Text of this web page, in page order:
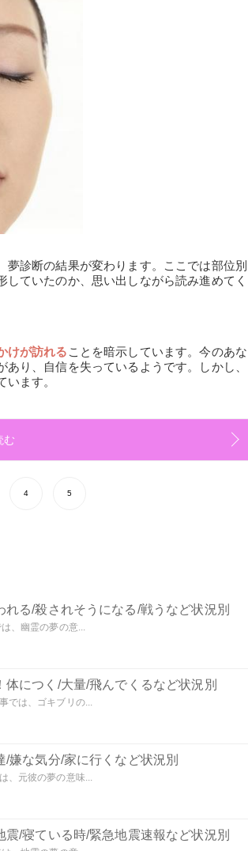
診断の結果が変わります。ここでは部位別
ていたのか、思い出しながら読み進めてく
けが訪れる ことを暗示しています。今のあな
り、自信を失っているようです。しかし、
ます。
む
4 5
れる/殺されそうになる/戦うなど状況別
、幽霊の夢の意...
体につく/大量/飛んでくるなど状況別
では、ゴキブリの...
/嫌な気分/家に行くなど状況別
、元彼の夢の意味...
震/寝ている時/緊急地震速報など状況別